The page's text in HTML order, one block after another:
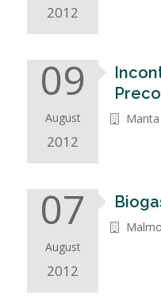
2012
09
August
2012
Manta
07
August
2012